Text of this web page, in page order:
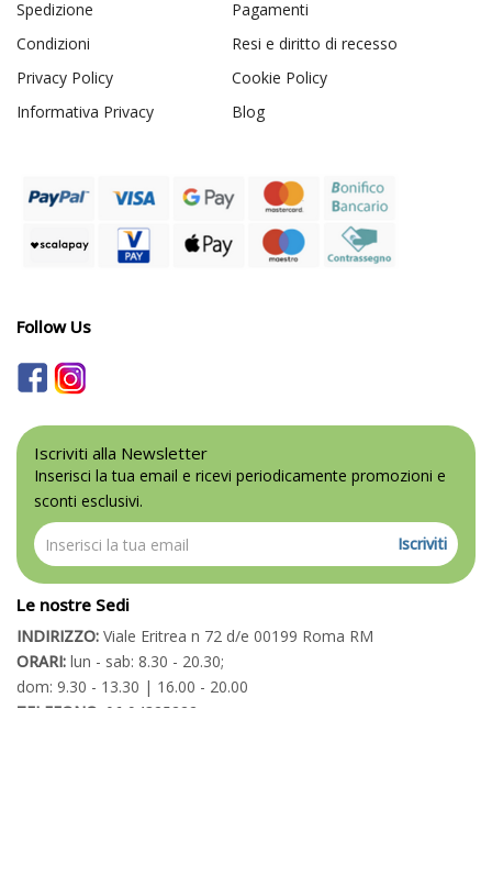
Spedizione
Pagamenti
Condizioni
Resi e diritto di recesso
Privacy Policy
Cookie Policy
Informativa Privacy
Blog
Follow Us
Iscriviti alla Newsletter
Inserisci la tua email e ricevi periodicamente promozioni e
sconti esclusivi.
Iscriviti
Le nostre Sedi
INDIRIZZO: Viale Eritrea n 72 d/e 00199 Roma RM
ORARI: lun - sab: 8.30 - 20.30;
dom: 9.30 - 13.30 | 16.00 - 20.00
TELEFONO: 06 94325222